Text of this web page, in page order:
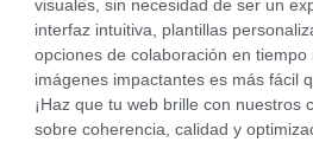
visuales, sin necesidad de ser un
interfaz intuitiva, plantillas
opciones de colaboración en tiempo
imágenes impactantes es más fácil
¡Haz que tu web brille con nuestros
sobre coherencia, calidad y